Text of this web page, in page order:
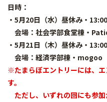
日時：
・5月20日（水）昼休み・
会場：社会学部食堂棟・
・5月21日（木）昼休み・
会場：経済学部棟・mogoo
※たまらぼエントリーには、
す。
ただし、いずれの回にも参